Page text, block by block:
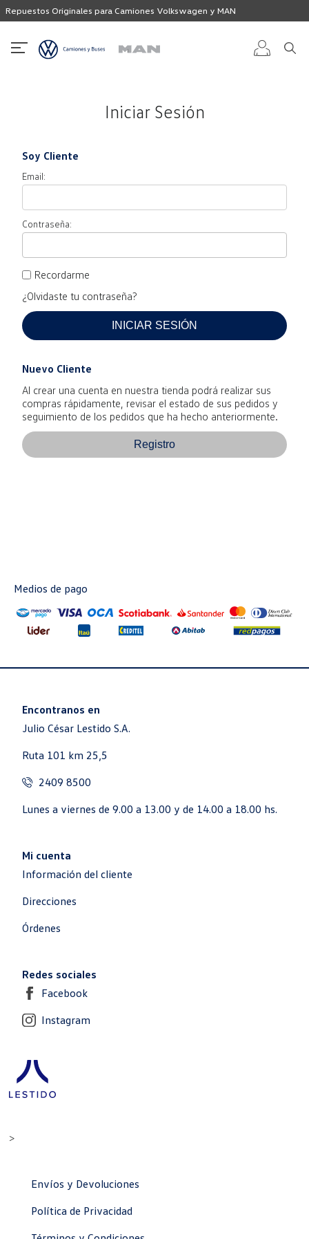
Repuestos Originales para Camiones Volkswagen y MAN
Iniciar Sesión
Soy Cliente
Email:
Contraseña:
Recordarme
¿Olvidaste tu contraseña?
INICIAR SESIÓN
Nuevo Cliente
Al crear una cuenta en nuestra tienda podrá realizar sus
compras rápidamente, revisar el estado de sus pedidos y
seguimiento de los pedidos que ha hecho anteriormente.
Registro
Medios de pago
Encontranos en
Julio César Lestido S.A.
Ruta 101 km 25,5
2409 8500
Lunes a viernes de 9.00 a 13.00 y de 14.00 a 18.00 hs.
Mi cuenta
Información del cliente
Direcciones
Órdenes
Redes sociales
Facebook
Instagram
>
Envíos y Devoluciones
Política de Privacidad